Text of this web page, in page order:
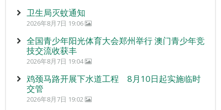
卫生局灭蚊通知
2026年8月7日 19:06
全国青少年阳光体育大会郑州举行 澳门青少年竞
技交流收获丰
2026年8月7日 19:04
鸡颈马路开展下水道工程 8月10日起实施临时
交管
2026年8月7日 19:02